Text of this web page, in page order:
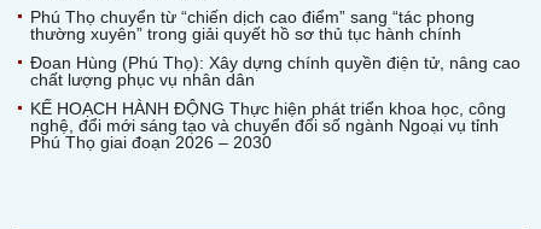
Phú Thọ chuyển từ “chiến dịch cao điểm” sang “tác phong
thường xuyên” trong giải quyết hồ sơ thủ tục hành chính
Đoan Hùng (Phú Thọ): Xây dựng chính quyền điện tử, nâng cao
chất lượng phục vụ nhân dân
KẾ HOẠCH HÀNH ĐỘNG Thực hiện phát triển khoa học, công
nghệ, đổi mới sáng tạo và chuyển đổi số ngành Ngoại vụ tỉnh
Phú Thọ giai đoạn 2026 – 2030